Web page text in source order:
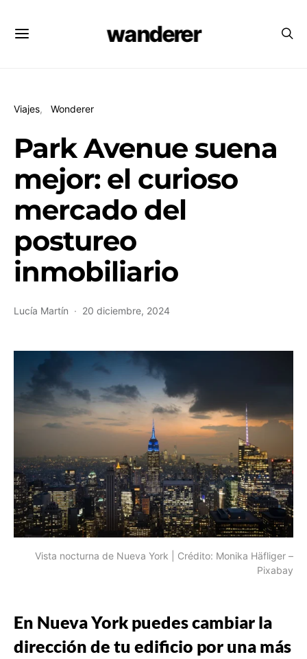
wanderer
Viajes Wonderer
Park Avenue suena
mejor: el curioso
mercado del
postureo
inmobiliario
Lucía Martín 20 diciembre, 2024
Vista nocturna de Nueva York | Crédito: Monika Häfliger –
Pixabay
En Nueva York puedes cambiar la
dirección de tu edificio por una más